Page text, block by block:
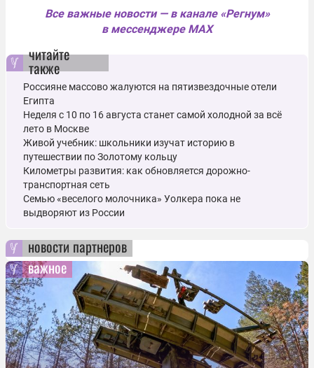
Все важные новости — в канале «Регнум»
в мессенджере MAX
читайте
также
Россияне массово жалуются на пятизвездочные отели
Египта
Неделя с 10 по 16 августа станет самой холодной за всё
лето в Москве
Живой учебник: школьники изучат историю в
путешествии по Золотому кольцу
Километры развития: как обновляется дорожно-
транспортная сеть
Семью «веселого молочника» Уолкера пока не
выдворяют из России
новости партнеров
важное